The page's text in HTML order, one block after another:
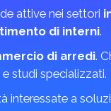
attive nei settori
di interni.
di arredi.
studi specializzati.
interessate a